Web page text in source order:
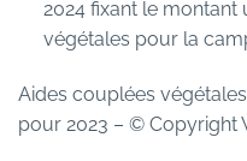
2024 fixant le montant
végétales pour la
Aides couplées
pour 2023 – © Copyright